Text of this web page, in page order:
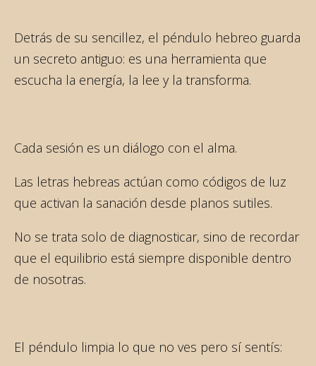
Detrás de su sencillez, el péndulo hebreo guarda
un secreto antiguo: es una herramienta que
escucha la energía, la lee y la transforma.
Cada sesión es un diálogo con el alma.
Las letras hebreas actúan como códigos de luz
que activan la sanación desde planos sutiles.
No se trata solo de diagnosticar, sino de recordar
que el equilibrio está siempre disponible dentro
de nosotras.
El péndulo limpia lo que no ves pero sí sentís: